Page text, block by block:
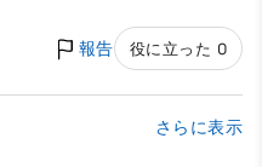
報告 役に立った 0
さらに表示